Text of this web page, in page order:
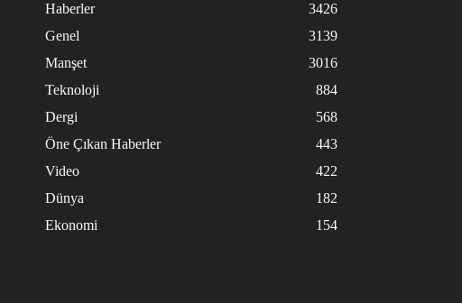
Haberler
3426
Genel
3139
Manşet
3016
Teknoloji
884
Dergi
568
Öne Çıkan Haberler
443
Video
422
Dünya
182
Ekonomi
154